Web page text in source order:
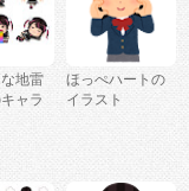
地雷
ャラ
ほっぺハートの
イラスト